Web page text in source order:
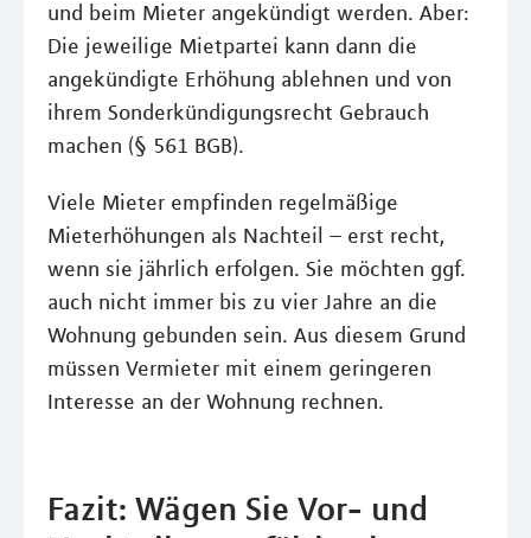
und beim Mieter angekündigt werden. Aber:
Die jeweilige Mietpartei kann dann die
angekündigte Erhöhung ablehnen und von
ihrem Sonderkündigungsrecht Gebrauch
machen (§ 561 BGB).
Viele Mieter empfinden regelmäßige
Mieterhöhungen als Nachteil – erst recht,
wenn sie jährlich erfolgen. Sie möchten ggf.
auch nicht immer bis zu vier Jahre an die
Wohnung gebunden sein. Aus diesem Grund
müssen Vermieter mit einem geringeren
Interesse an der Wohnung rechnen.
Fazit: Wägen Sie Vor- und